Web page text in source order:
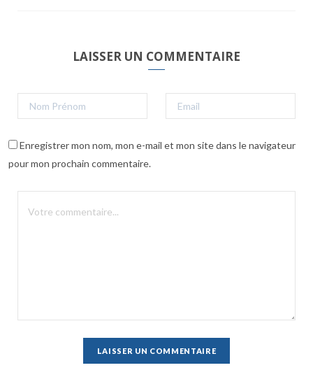
LAISSER UN COMMENTAIRE
Enregistrer mon nom, mon e-mail et mon site dans le navigateur
pour mon prochain commentaire.